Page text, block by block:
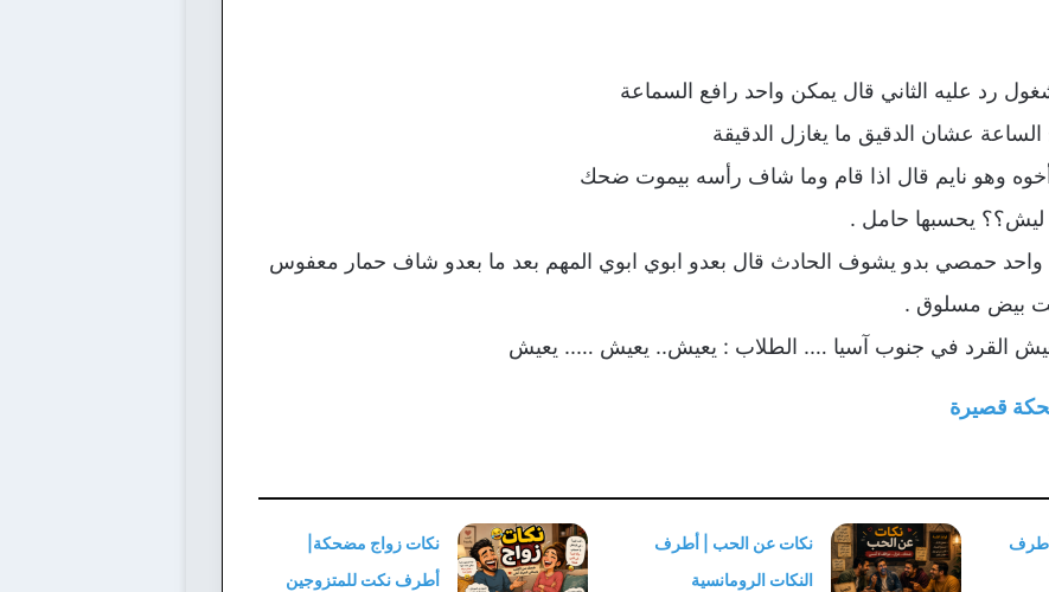
رد عليه الثاني قال يمكن واحد رافع السماعة
عشان الدقيق ما يغازل الدقيقة
نايم قال اذا قام وما شاف رأسه بيموت ضحك
ليش؟؟ يحسبها حامل .
حمصي بدو يشوف الحادث قال بعدو ابوي ابوي المهم بعد ما بعدو شاف حمار معفوس
بيض مسلوق .
القرد في جنوب آسيا …. الطلاب : يعيش.. يعيش ….. يعيش
نكات عن الحب | أطرف
النكات الرومانسية
نكات زواج مضحكة|
أطرف نكت للمتزوجين